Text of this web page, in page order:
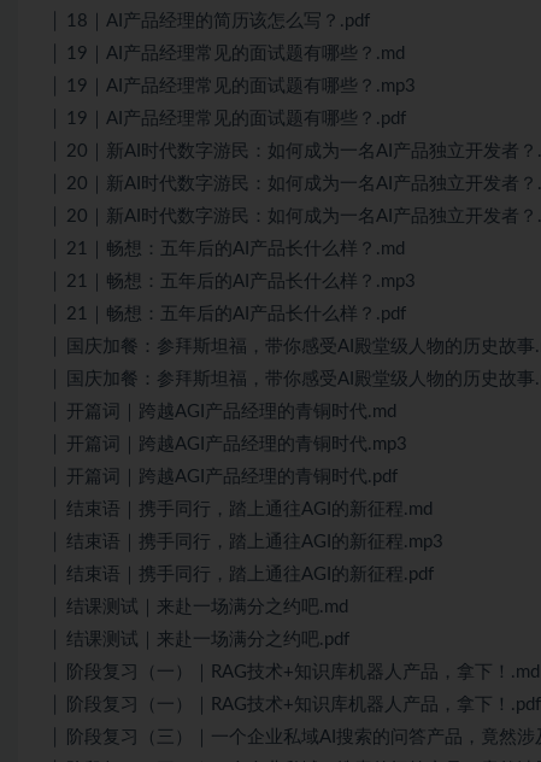
│ 18｜AI产品经理的简历该怎么写？.pdf
│ 19｜AI产品经理常见的面试题有哪些？.md
│ 19｜AI产品经理常见的面试题有哪些？.mp3
│ 19｜AI产品经理常见的面试题有哪些？.pdf
│ 20｜新AI时代数字游民：如何成为一名AI产品独立开发者？
│ 20｜新AI时代数字游民：如何成为一名AI产品独立开发者？
│ 20｜新AI时代数字游民：如何成为一名AI产品独立开发者？
│ 21｜畅想：五年后的AI产品长什么样？.md
│ 21｜畅想：五年后的AI产品长什么样？.mp3
│ 21｜畅想：五年后的AI产品长什么样？.pdf
│ 国庆加餐：参拜斯坦福，带你感受AI殿堂级人物的历史故事
│ 国庆加餐：参拜斯坦福，带你感受AI殿堂级人物的历史故事
│ 开篇词｜跨越AGI产品经理的青铜时代.md
│ 开篇词｜跨越AGI产品经理的青铜时代.mp3
│ 开篇词｜跨越AGI产品经理的青铜时代.pdf
│ 结束语｜携手同行，踏上通往AGI的新征程.md
│ 结束语｜携手同行，踏上通往AGI的新征程.mp3
│ 结束语｜携手同行，踏上通往AGI的新征程.pdf
│ 结课测试｜来赴一场满分之约吧.md
│ 结课测试｜来赴一场满分之约吧.pdf
│ 阶段复习（一）｜RAG技术+知识库机器人产品，拿下！.md
│ 阶段复习（一）｜RAG技术+知识库机器人产品，拿下！.pdf
│ 阶段复习（三）｜一个企业私域AI搜索的问答产品，竟然涉